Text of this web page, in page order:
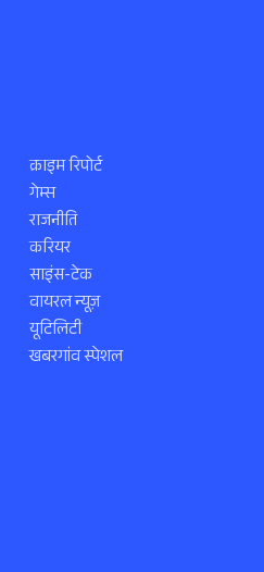
क्राइम रिपोर्ट
गेम्स
राजनीति
करियर
साइंस-टेक
वायरल न्यूज़
यूटिलिटी
खबरगांव स्पेशल